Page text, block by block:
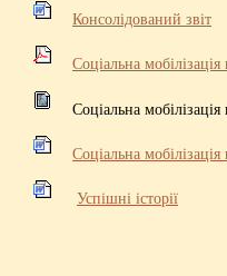
Консолідований звіт
Соціальна
Соціальна
Соціальна
Успішні історії